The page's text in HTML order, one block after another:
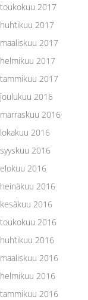
toukokuu 2017
huhtikuu 2017
maaliskuu 2017
helmikuu 2017
tammikuu 2017
joulukuu 2016
marraskuu 2016
lokakuu 2016
syyskuu 2016
elokuu 2016
heinäkuu 2016
kesäkuu 2016
toukokuu 2016
huhtikuu 2016
maaliskuu 2016
helmikuu 2016
tammikuu 2016